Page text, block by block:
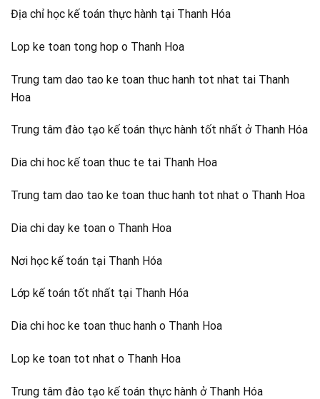
Địa chỉ học kế toán thực hành tại Thanh Hóa
Lop ke toan tong hop o Thanh Hoa
Trung tam dao tao ke toan thuc hanh tot nhat tai Thanh
Hoa
Trung tâm đào tạo kế toán thực hành tốt nhất ở Thanh Hóa
Dia chi hoc kế toan thuc te tai Thanh Hoa
Trung tam dao tao ke toan thuc hanh tot nhat o Thanh Hoa
Dia chi day ke toan o Thanh Hoa
Nơi học kế toán tại Thanh Hóa
Lớp kế toán tốt nhất tại Thanh Hóa
Dia chi hoc ke toan thuc hanh o Thanh Hoa
Lop ke toan tot nhat o Thanh Hoa
Trung tâm đào tạo kế toán thực hành ở Thanh Hóa